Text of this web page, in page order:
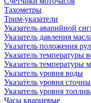
Тахометры
Трим-указатели
Указатель аварийной
Указатель давления
Указатель положения
Указатель температуры
Указатель температуры
Указатель уровня воды
Указатель уровня
Указатель уровня
Часы кварцевые